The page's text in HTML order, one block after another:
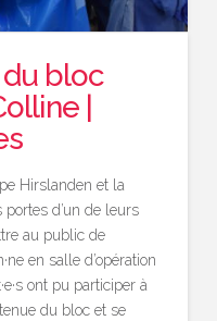
bloc
|
Hirslanden et la
d’un de leurs
au public de
en salle d’opération
ont pu participer à
du bloc et se